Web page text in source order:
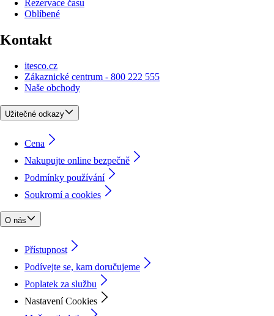
Rezervace času
Oblíbené
Kontakt
itesco.cz
Zákaznické centrum - 800 222 555
Naše obchody
Užitečné odkazy
Cena
Nakupujte online bezpečně
Podmínky používání
Soukromí a cookies
O nás
Přístupnost
Podívejte se, kam doručujeme
Poplatek za službu
Nastavení Cookies